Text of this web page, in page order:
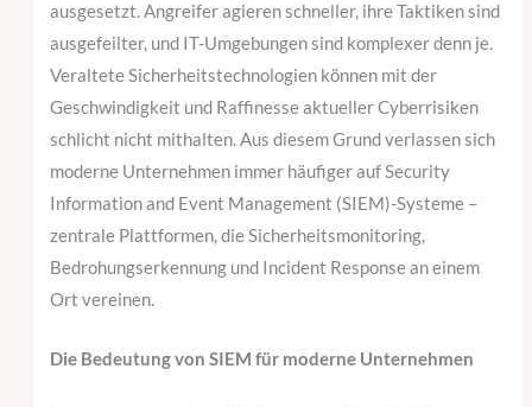
ausgesetzt. Angreifer agieren schneller, ihre Taktiken sind
ausgefeilter, und IT-Umgebungen sind komplexer denn je.
Veraltete Sicherheitstechnologien können mit der
Geschwindigkeit und Raffinesse aktueller Cyberrisiken
schlicht nicht mithalten. Aus diesem Grund verlassen sich
moderne Unternehmen immer häufiger auf Security
Information and Event Management (SIEM)-Systeme –
zentrale Plattformen, die Sicherheitsmonitoring,
Bedrohungserkennung und Incident Response an einem
Ort vereinen.
Die Bedeutung von SIEM für moderne Unternehmen